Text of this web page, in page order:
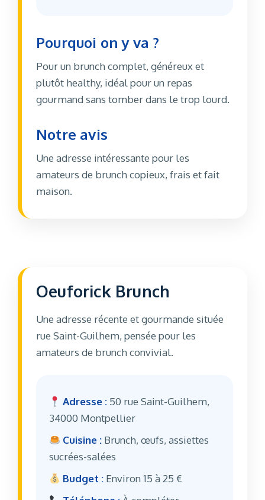
Pourquoi on y va ?
Pour un brunch complet, généreux et
plutôt healthy, idéal pour un repas
gourmand sans tomber dans le trop lourd.
Notre avis
Une adresse intéressante pour les
amateurs de brunch copieux, frais et fait
maison.
Oeuforick Brunch
Une adresse récente et gourmande située
rue Saint-Guilhem, pensée pour les
amateurs de brunch convivial.
Adresse : 50 rue Saint-Guilhem,
34000 Montpellier
Cuisine : Brunch, œufs, assiettes
sucrées-salées
Budget : Environ 15 à 25 €